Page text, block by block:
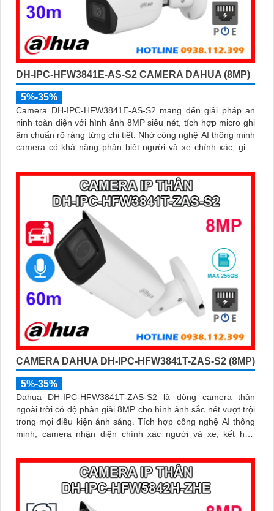
DH-IPC-HFW3841E-AS-S2 CAMERA DAHUA (8MP)
5%-35%
Camera DH-IPC-HFW3841E-AS-S2 mang đến giải pháp an
ninh toàn diện với hình ảnh 8MP siêu nét, tích hợp micro ghi
âm chuẩn rõ ràng từng chi tiết. Nhờ công nghệ AI thông minh
camera có khả năng phân biệt người và xe chính xác, giúp
CAMERA DAHUA DH-IPC-HFW3841T-ZAS-S2 (8MP)
5%-35%
Dahua DH-IPC-HFW3841T-ZAS-S2 là dòng camera thân
ngoài trời có độ phân giải 8MP cho hình ảnh sắc nét vượt trội
trong mọi điều kiện ánh sáng. Tích hợp công nghệ AI thông
minh, camera nhận diện chính xác người và xe, kết hợp
đến 256GB mang đến giải pháp giám sát toàn diện và hiệu